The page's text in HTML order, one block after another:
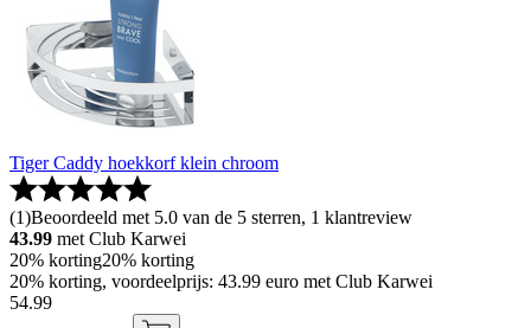
Tiger Caddy hoekkorf klein chroom
(1)Beoordeeld met 5.0 van de 5 sterren, 1 klantreview
43.99 met Club Karwei
20% korting20% korting
20% korting, voordeelprijs: 43.99 euro met Club Karwei
54.99